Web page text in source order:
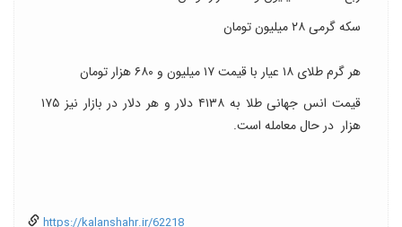
سکه گرمی ۲۸ میلیون تومان
هر گرم طلای ۱۸ عیار با قیمت ۱۷ میلیون و ۶۸۰ هزار تومان
قیمت انس جهانی طلا به ۴۱۳۸ دلار و هر دلار در بازار نیز ۱۷۵
هزار در حال معامله است.
https://kalanshahr.ir/62218